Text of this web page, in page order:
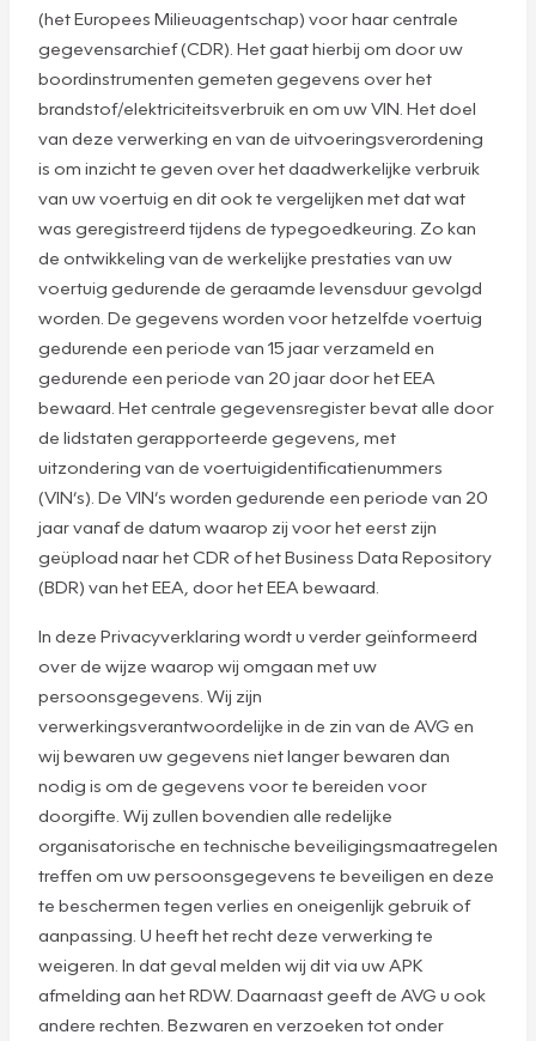
(het Europees Milieuagentschap) voor haar centrale
gegevensarchief (CDR). Het gaat hierbij om door uw
boordinstrumenten gemeten gegevens over het
brandstof/elektriciteitsverbruik en om uw VIN. Het doel
van deze verwerking en van de uitvoeringsverordening
is om inzicht te geven over het daadwerkelijke verbruik
van uw voertuig en dit ook te vergelijken met dat wat
was geregistreerd tijdens de typegoedkeuring. Zo kan
de ontwikkeling van de werkelijke prestaties van uw
voertuig gedurende de geraamde levensduur gevolgd
worden. De gegevens worden voor hetzelfde voertuig
gedurende een periode van 15 jaar verzameld en
gedurende een periode van 20 jaar door het EEA
bewaard. Het centrale gegevensregister bevat alle door
de lidstaten gerapporteerde gegevens, met
uitzondering van de voertuigidentificatienummers
(VIN’s). De VIN’s worden gedurende een periode van 20
jaar vanaf de datum waarop zij voor het eerst zijn
geüpload naar het CDR of het Business Data Repository
(BDR) van het EEA, door het EEA bewaard.
In deze Privacyverklaring wordt u verder geïnformeerd
over de wijze waarop wij omgaan met uw
persoonsgegevens. Wij zijn
verwerkingsverantwoordelijke in de zin van de AVG en
wij bewaren uw gegevens niet langer bewaren dan
nodig is om de gegevens voor te bereiden voor
doorgifte. Wij zullen bovendien alle redelijke
organisatorische en technische beveiligingsmaatregelen
treffen om uw persoonsgegevens te beveiligen en deze
te beschermen tegen verlies en oneigenlijk gebruik of
aanpassing. U heeft het recht deze verwerking te
weigeren. In dat geval melden wij dit via uw APK
afmelding aan het RDW. Daarnaast geeft de AVG u ook
andere rechten. Bezwaren en verzoeken tot onder